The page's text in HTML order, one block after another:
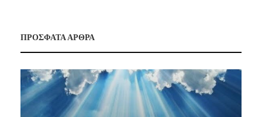
ΠΡΟΣΦΑΤΑ ΑΡΘΡΑ